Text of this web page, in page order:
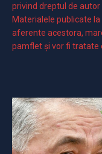
privind dreptul de
Materialele publicate
aferente acestora,
pamflet și vor fi tratate